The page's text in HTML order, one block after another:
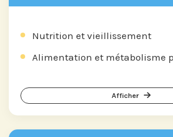
Nutrition et vieillissement
Alimentation et métabolisme
Afficher